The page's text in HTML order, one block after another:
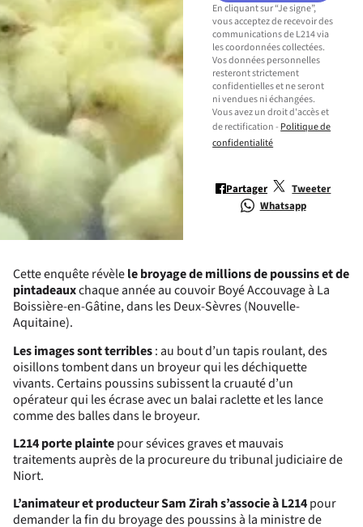
En cliquant sur “Je signe”,
vous acceptez de recevoir des
communications de L214 via
les coordonnées collectées.
Vos données personnelles
resteront strictement
confidentielles et ne seront
ni vendues ni échangées.
Vous avez un droit d'accès et
de rectification - Politique de
confidentialité
Partager
Tweeter
Whatsapp
Cette enquête révèlele broyage de millions de poussins et de
pintadeauxchaque année au couvoir Boyé Accouvage à La
Boissière-en-Gâtine, dans les Deux-Sèvres (Nouvelle-
Aquitaine).
Les images sont terribles:au bout d’un tapis roulant, des
oisillons tombent dans un broyeur qui les déchiquette
vivants. Certains poussins subissent la cruauté d’un
opérateur qui les écrase avec un balai raclette et les lance
comme des balles dans le broyeur.
L214 porte plaintepour sévices graves et mauvais
traitements auprès de la procureure du tribunal judiciaire de
Niort.
L’animateur et producteur Sam Zirah s’associe à L214pour
demander la fin du broyage des poussins à la ministre de